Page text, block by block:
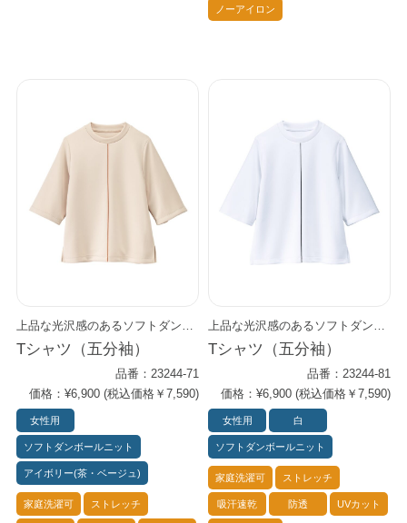
ノーアイロン
Tシャツ（五分袖）
品番：23244-71
価格：¥6,900 (税込価格￥7,590)
女性用
ソフトダンボールニット
アイボリー(茶・ベージュ)
家庭洗濯可 ストレッチ
Tシャツ（五分袖）
品番：23244-81
価格：¥6,900 (税込価格￥7,590)
女性用 白
ソフトダンボールニット
家庭洗濯可 ストレッチ
吸汗速乾 防透 UVカット